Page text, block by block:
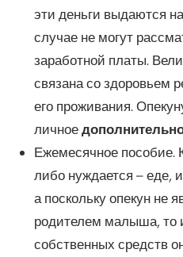
эти деньги выдаются
случае не могут
заработной платы.
связана со здоровьем
его проживания.
личное
Ежемесячное пособие.
либо нуждается – еде,
а поскольку опекун не
родителем малыша, то
собственных средств